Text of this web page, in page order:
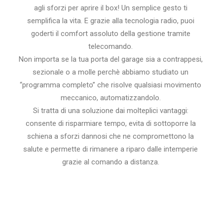
agli sforzi per aprire il box! Un semplice gesto ti
semplifica la vita. E grazie alla tecnologia radio, puoi
goderti il comfort assoluto della gestione tramite
telecomando.
Non importa se la tua porta del garage sia a contrappesi,
sezionale o a molle perchè abbiamo studiato un
“programma completo” che risolve qualsiasi movimento
meccanico, automatizzandolo.
Si tratta di una soluzione dai molteplici vantaggi:
consente di risparmiare tempo, evita di sottoporre la
schiena a sforzi dannosi che ne compromettono la
salute e permette di rimanere a riparo dalle intemperie
grazie al comando a distanza.